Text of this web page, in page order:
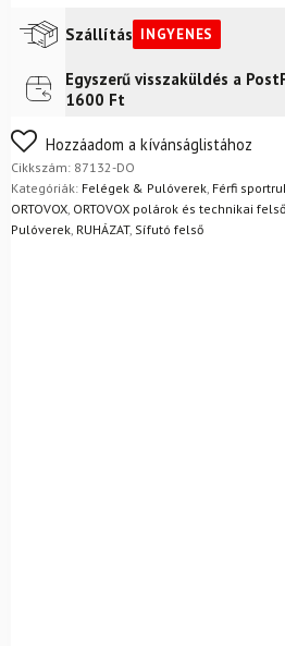
pulóver
Ocean
Deep
Szállítás INGYENES
Futár a címreIngyenes
FoxPost
Egyszerű visszaküldés a
1600 Ft
Nem biztos a választásában?
egyszerűen visszaküldheti 14
Mik a visszaküldés feltételei?
Hozzáadom a kívánságlistához
Cikkszám: 87132-DO
Kategóriák: Felégek & Pulóverek Férfi
ORTOVOX ORTOVOX polárok és technikai
Pulóverek RUHÁZAT, Sífutó felső